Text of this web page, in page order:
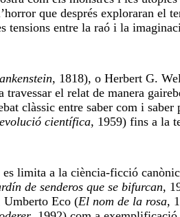
que després exploraran el
tensions entre la raó i la
, 1818), o Herbert G.
el relat de manera
clàssic entre saber com i saber
científica, 1959) fins a la
limita a la ciència-ficció
de senderos que se bifurcan,
Umberto Eco (El nom de la rosa,